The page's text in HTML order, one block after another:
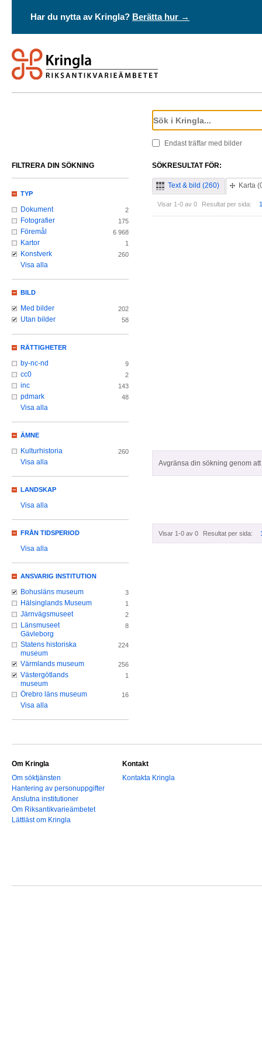
Har du nytta av Kringla? Berätta hur →
Endast träffar med bilder
SÖKRESULTAT FÖR:
Text & bild (260) Karta
Visar 1-0 av 0 Resultat per sida:
Avgränsa din sökning genom
Visar 1-0 av 0 Resultat per sida:
FILTRERA DIN SÖKNING
TYP
Dokument 2
Fotografier 175
Föremål 6 968
Kartor 1
Konstverk 260
Visa alla
BILD
Med bilder 202
Utan bilder 58
RÄTTIGHETER
by-nc-nd 9
cc0 2
inc 143
pdmark 48
Visa alla
ÄMNE
Kulturhistoria 260
Visa alla
LANDSKAP
Visa alla
FRÅN TIDSPERIOD
Visa alla
ANSVARIG INSTITUTION
Bohusläns museum 3
Hälsinglands Museum 1
Järnvägsmuseet 2
Länsmuseet
Gävleborg
8
Statens historiska
museum
224
Värmlands museum 256
Västergötlands
museum
1
Örebro läns museum 16
Visa alla
Om Kringla
Om söktjänsten
Hantering av personuppgifter
Anslutna institutioner
Om Riksantikvarieämbetet
Lättläst om Kringla
Kontakt
Kontakta Kringla